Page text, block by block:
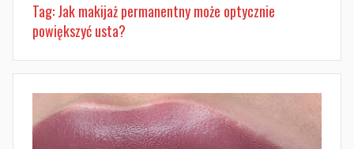
Tag:Jak makijaż permanentny może optycznie
powiększyć usta?